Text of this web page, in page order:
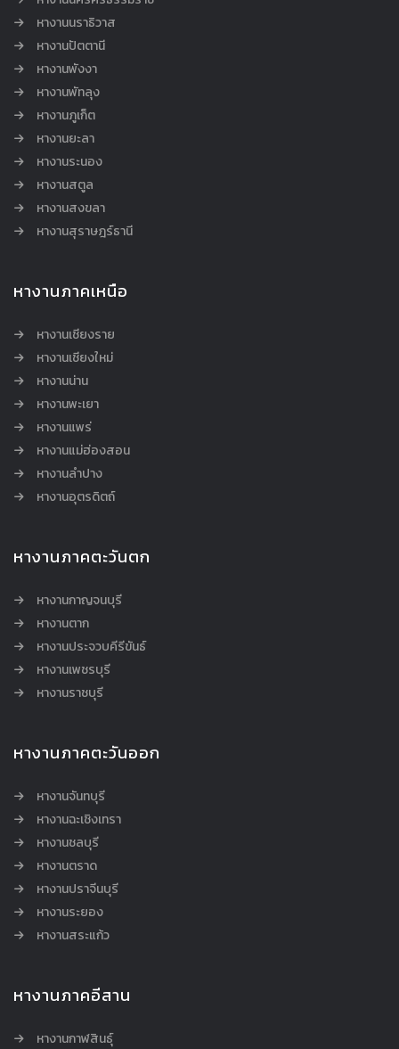
หางานนราธิวาส
หางานปัตตานี
หางานพังงา
หางานพัทลุง
หางานภูเก็ต
หางานยะลา
หางานระนอง
หางานสตูล
หางานสงขลา
หางานสุราษฎร์ธานี
หางานภาคเหนือ
หางานเชียงราย
หางานเชียงใหม่
หางานน่าน
หางานพะเยา
หางานแพร่
หางานแม่ฮ่องสอน
หางานลำปาง
หางานอุตรดิตถ์
หางานภาคตะวันตก
หางานกาญจนบุรี
หางานตาก
หางานประจวบคีรีขันธ์
หางานเพชรบุรี
หางานราชบุรี
หางานภาคตะวันออก
หางานจันทบุรี
หางานฉะเชิงเทรา
หางานชลบุรี
หางานตราด
หางานปราจีนบุรี
หางานระยอง
หางานสระแก้ว
หางานภาคอีสาน
หางานกาฬสินธุ์